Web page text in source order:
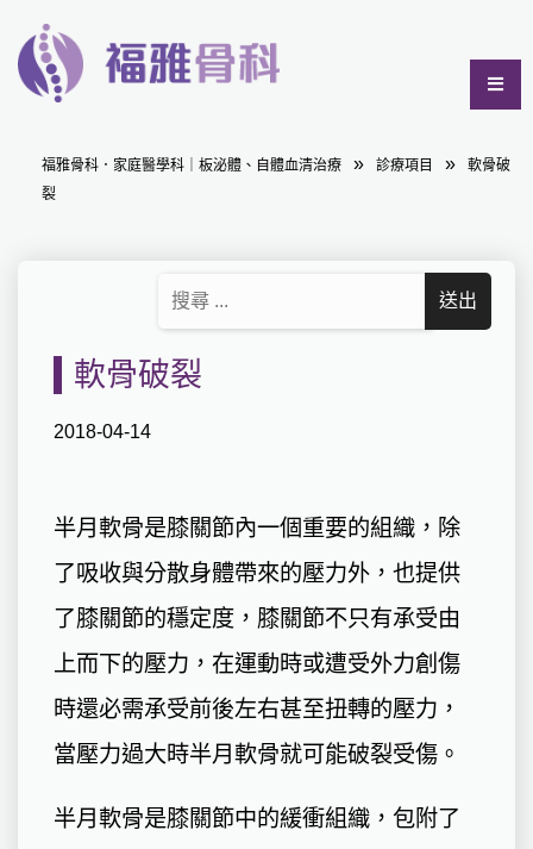
福雅骨科．家庭醫學科｜板泌體、自體血清治療 診療項目
軟骨破
裂
軟骨破裂
2018-04-14
半月軟骨是膝關節內一個重要的組織，除
了吸收與分散身體帶來的壓力外，也提供
了膝關節的穩定度，膝關節不只有承受由
上而下的壓力，在運動時或遭受外力創傷
時還必需承受前後左右甚至扭轉的壓力，
當壓力過大時半月軟骨就可能破裂受傷。
半月軟骨是膝關節中的緩衝組織，包附了